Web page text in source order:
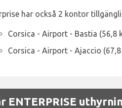
har också 2 kontor
Corsica - Airport - Bastia (56,8
Corsica - Airport - Ajaccio (67,8
ENTERPRISE